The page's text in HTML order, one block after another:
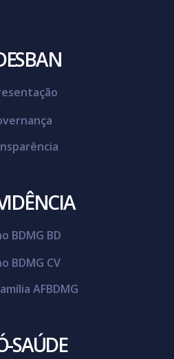
BDMG BD
BDMG CV
AFBDMG
SAÚDE